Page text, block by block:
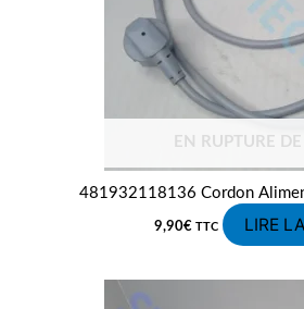
EN RUPTURE
481932118136 Cordon
9,90€ TTC LIRE